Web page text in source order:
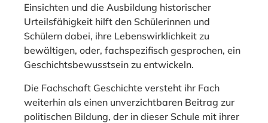
Einsichten und die Ausbildung historischer
Urteilsfähigkeit hilft den Schülerinnen und
Schülern dabei, ihre Lebenswirklichkeit zu
bewältigen, oder, fachspezifisch gesprochen, ein
Geschichtsbewusstsein zu entwickeln.
Die Fachschaft Geschichte versteht ihr Fach
weiterhin als einen unverzichtbaren Beitrag zur
politischen Bildung, der in dieser Schule mit ihrer